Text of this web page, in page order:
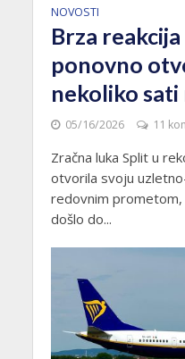
NOVOSTI
Brza
ponovno
nekoliko
05/16/2026 11
Zračna luka Split u
otvorila svoju
redovnim prometom,
došlo do...